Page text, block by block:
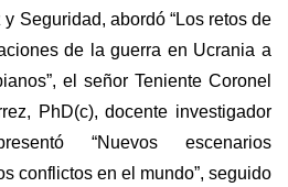
Seguridad, abordó “Los retos de
de la guerra en Ucrania a
el señor Teniente Coronel
PhD(c), docente investigador
“Nuevos escenarios
conflictos en el mundo”, seguido